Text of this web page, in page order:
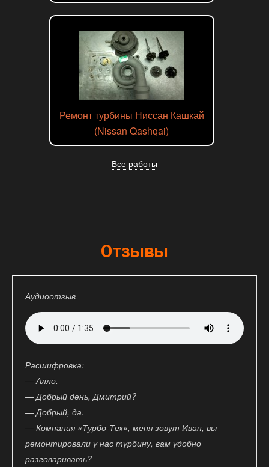
Ремонт турбины Ниссан Кашкай
(Nissan Qashqai)
Все работы
Отзывы
Аудиоотзыв
Расшифровка:
— Алло.
— Добрый день, Дмитрий?
— Добрый, да.
— Компания «Турбо-Тех», меня зовут Иван, вы
ремонтировали у нас турбину, вам удобно
разговаривать?